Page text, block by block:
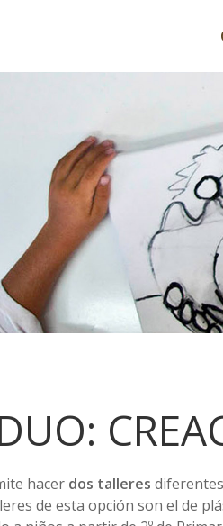
hacer dos talleres
de esta opción son el de